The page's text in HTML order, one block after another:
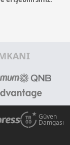
Güven
Damgası